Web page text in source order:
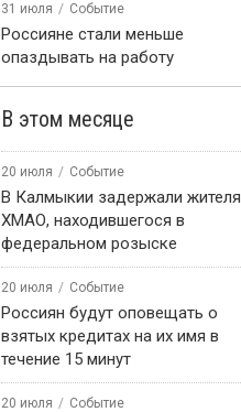
31 июля Событие
Россияне стали меньше
опаздывать на работу
В этом месяце
20 июля Событие
В Калмыкии задержали жителя
ХМАО, находившегося в
федеральном розыске
20 июля Событие
Россиян будут оповещать о
взятых кредитах на их имя в
течение 15 минут
20 июля Событие